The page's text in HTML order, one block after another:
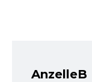
AnzelleB